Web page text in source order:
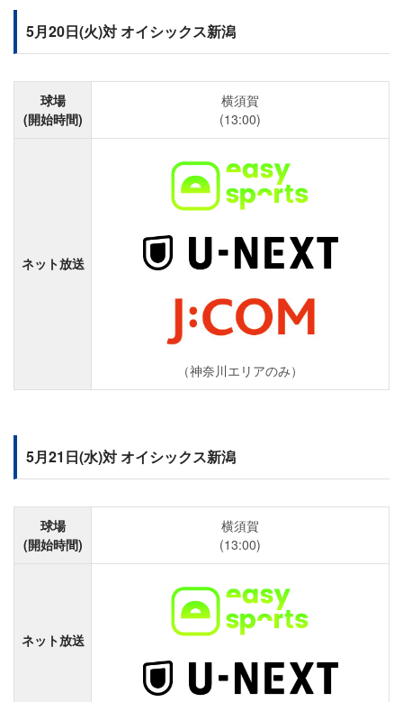
5月20日(火)対 オイシックス新潟
球場
(開始時間)
横須賀
(13:00)
ネット放送
（神奈川エリアのみ）
5月21日(水)対 オイシックス新潟
球場
(開始時間)
横須賀
(13:00)
ネット放送